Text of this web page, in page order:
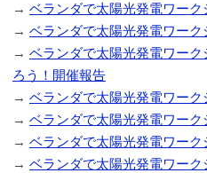
→ ベランダで太陽光発電ワー
→ ベランダで太陽光発電ワー
→ ベランダで太陽光発電ワー
ろう！開催報告
→ ベランダで太陽光発電ワー
→ ベランダで太陽光発電ワー
→ ベランダで太陽光発電ワー
→ ベランダで太陽光発電ワー